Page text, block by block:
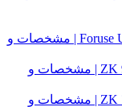
مینی لودر فوریوز Foruse UZ 1020 | مشخصات و
مینی لودر زرین کوپال ZK 950 | مشخصات و
مینی لودر زرین کوپال ZK 700 | مشخصات و